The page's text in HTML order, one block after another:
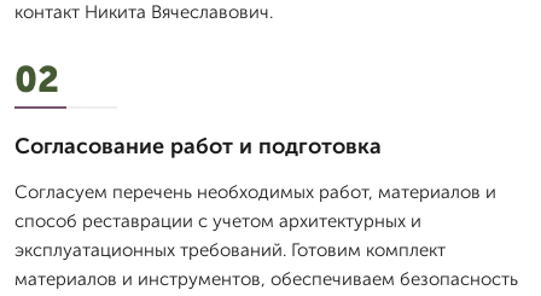
контакт Никита Вячеславович.
02
Согласование работ и подготовка
Согласуем перечень необходимых работ, материалов и
способ реставрации с учетом архитектурных и
эксплуатационных требований. Готовим комплект
материалов и инструментов, обеспечиваем безопасность